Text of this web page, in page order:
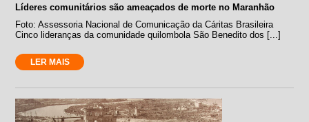
Líderes comunitários são ameaçados de morte no Maranhão
Foto: Assessoria Nacional de Comunicação da Cáritas Brasileira
Cinco lideranças da comunidade quilombola São Benedito dos [...]
LER MAIS